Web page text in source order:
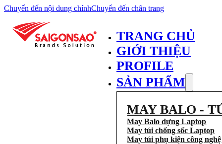
Chuyển đến nội dung chínhChuyển đến chân trang
TRANG CHỦ
GIỚI THIỆU
PROFILE
SẢN PHẨM
MAY BALO -
May Balo dựng Laptop
May túi chống sốc Laptop
May túi phụ kiện công nghệ